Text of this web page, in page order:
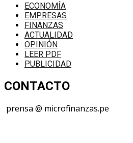
ECONOMÍA
EMPRESAS
FINANZAS
ACTUALIDAD
OPINIÓN
LEER PDF
PUBLICIDAD
CONTACTO
prensa @ microfinanzas.pe